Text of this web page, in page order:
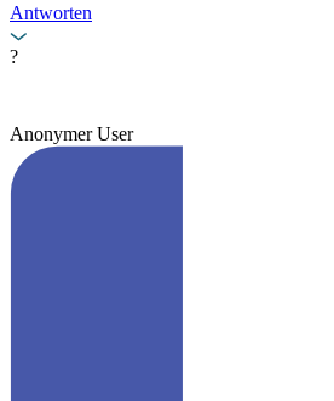
Antworten
?
Anonymer User